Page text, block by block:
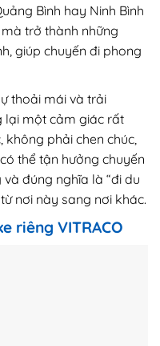
Bình hay Ninh Bình
trở thành những
giúp chuyến đi phong
thoải mái và trải
lại một cảm giác rất
không phải chen chúc,
thể tận hưởng chuyến
đúng nghĩa là “đi du
nơi này sang nơi khác.
riêng VITRACO